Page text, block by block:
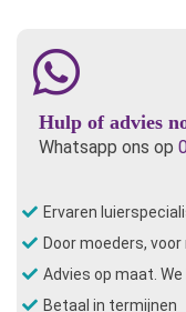
Hulp of advies
Whatsapp ons op
Ervaren
Door moeders,
Advies op maat.
Betaal in termijnen